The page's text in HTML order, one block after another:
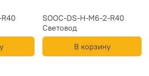
SOOC-DS-H-M6-2-R40
Световод
В корзину